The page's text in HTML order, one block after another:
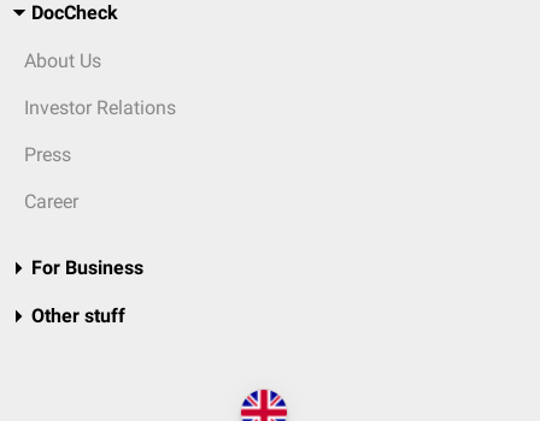
DocCheck
About Us
Investor Relations
Press
Career
For Business
Other stuff